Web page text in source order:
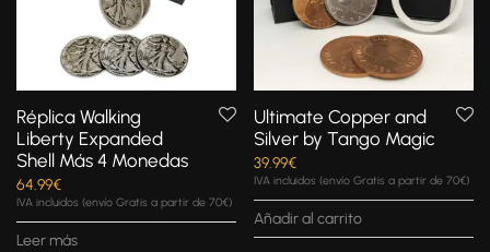
Réplica Walking
Liberty Expanded
Shell Más 4 Monedas
64.99€
IVA incluidos (envío Gratis a partir de 70€)
Leer más
Ultimate Copper and
Silver by Tango Magic
39.99€
IVA incluidos (envío Gratis a partir de 70€)
Añadir al carrito